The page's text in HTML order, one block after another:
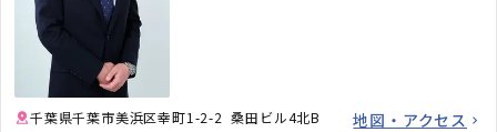
千葉県千葉市美浜区幸町1-2-2 桑田ビル4北B 地図・アクセス